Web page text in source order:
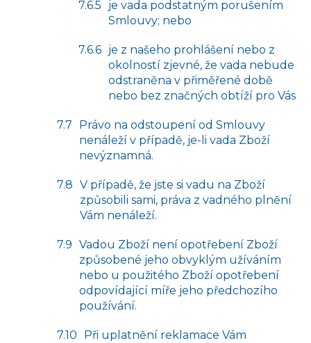
je vada podstatným porušením
Smlouvy; nebo
je z našeho prohlášení nebo z
okolností zjevné, že vada nebude
odstraněna v přiměřené době
nebo bez značných obtíží pro Vás
Právo na odstoupení od Smlouvy
nenáleží v případě, je-li vada Zboží
nevýznamná.
V případě, že jste si vadu na Zboží
způsobili sami, práva z vadného plnění
Vám nenáleží.
Vadou Zboží není opotřebení Zboží
způsobené jeho obvyklým užíváním
nebo u použitého Zboží opotřebení
odpovídající míře jeho předchozího
používání.
Při uplatnění reklamace Vám